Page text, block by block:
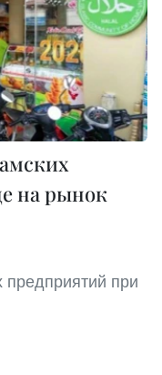
на рынок
предприятий при